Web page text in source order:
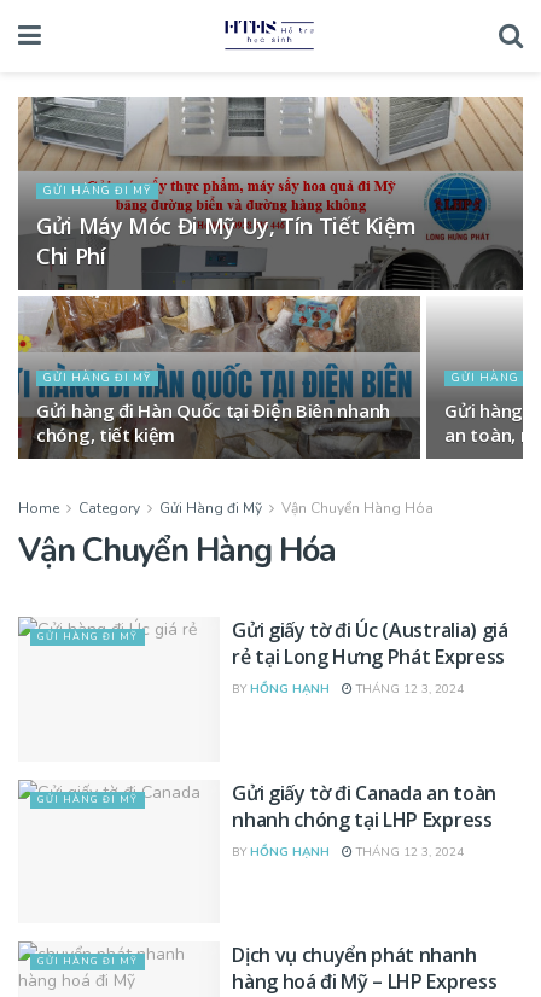
GỬI HÀNG ĐI MỸ
Gửi Máy Móc Đi Mỹ Uy, Tín Tiết Kiệm
Chi Phí
GỬI HÀNG ĐI MỸ
Gửi hàng đi Hàn Quốc tại Điện Biên nhanh
chóng, tiết kiệm
GỬI HÀNG ĐI
Gửi hàng
an toàn,
Home Category Gửi Hàng đi Mỹ Vận Chuyển Hàng Hóa
Vận Chuyển Hàng Hóa
GỬI HÀNG ĐI MỸ
Gửi giấy tờ đi Úc (Australia) giá
rẻ tại Long Hưng Phát Express
BY HỒNG HẠNH THÁNG 12 3, 2024
GỬI HÀNG ĐI MỸ
Gửi giấy tờ đi Canada an toàn
nhanh chóng tại LHP Express
BY HỒNG HẠNH THÁNG 12 3, 2024
GỬI HÀNG ĐI MỸ
Dịch vụ chuyển phát nhanh
hàng hoá đi Mỹ – LHP Express